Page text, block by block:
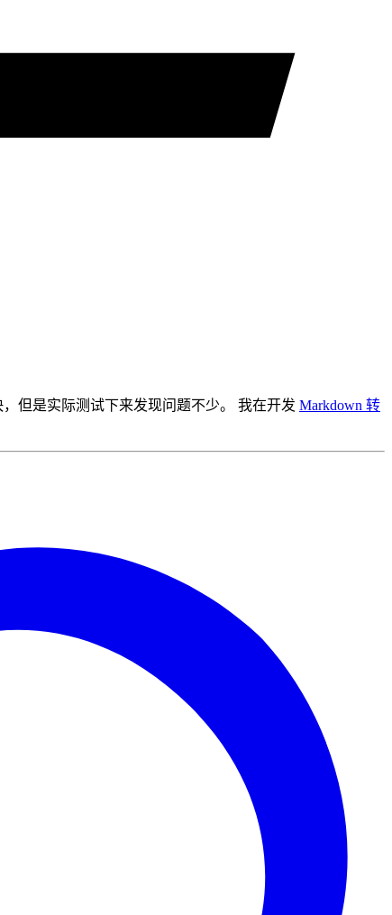
但是实际测试下来发现问题不少。 我在开发 Markdown 转